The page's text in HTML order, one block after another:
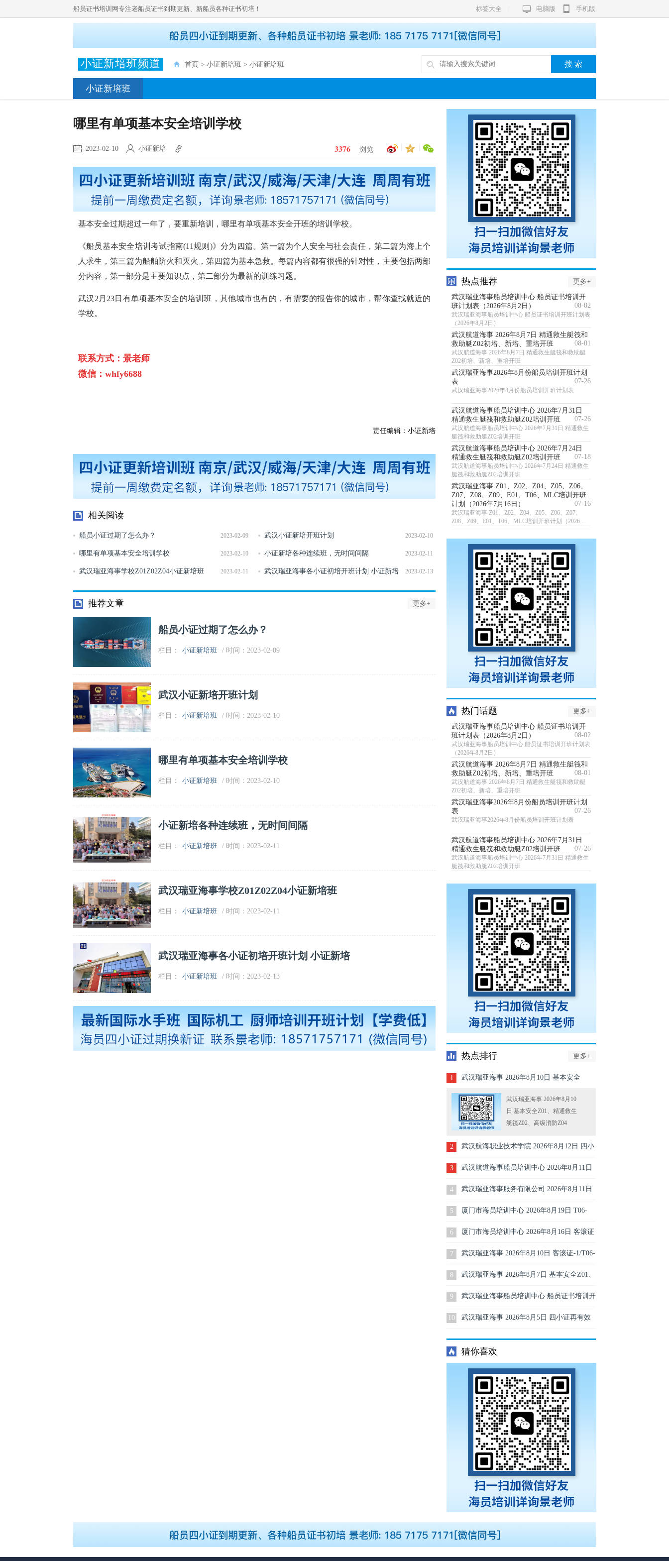
船员证书培训网专注老船员证书到期更新、新船员各种证书初培！ 电脑版 手机版
标签大全
小证新培班频道 首页 > 小证新培班 > 小证新培班
小证新培班
哪里有单项基本安全培训学校
2023-02-10 小证新培 3376 浏览
基本安全过期超过一年了，要重新培训，哪里有单项基本安全开班的培训学校。
《船员基本安全培训考试指南(11规则)》分为四篇。第一篇为个人安全与社会责任，第二篇为海上个
人求生，第三篇为船舶防火和灭火，第四篇为基本急救。每篇内容都有很强的针对性，主要包括两部
分内容，第一部分是主要知识点，第二部分为最新的训练习题。
武汉2月23日有单项基本安全的培训班，其他城市也有的，有需要的报告你的城市，帮你查找就近的
学校。
联系方式：景老师
微信：whfy6688
责任编辑：小证新培
相关阅读
2023-02-09
船员小证过期了怎么办？ 2023-02-10
武汉小证新培开班计划
2023-02-10
哪里有单项基本安全培训学校 2023-02-11
小证新培各种连续班，无时间间隔
2023-02-11
武汉瑞亚海事学校Z01Z02Z04小证新培班 2023-02-13
武汉瑞亚海事各小证初培开班计划 小证新培
推荐文章 更多+
船员小证过期了怎么办？
栏目： 小证新培班 / 时间：2023-02-09
武汉小证新培开班计划
栏目： 小证新培班 / 时间：2023-02-10
哪里有单项基本安全培训学校
栏目： 小证新培班 / 时间：2023-02-10
小证新培各种连续班，无时间间隔
栏目： 小证新培班 / 时间：2023-02-11
武汉瑞亚海事学校Z01Z02Z04小证新培班
栏目： 小证新培班 / 时间：2023-02-11
武汉瑞亚海事各小证初培开班计划 小证新培
栏目： 小证新培班 / 时间：2023-02-13
热点推荐 更多+
武汉瑞亚海事船员培训中心 船员证书培训开
班计划表（2026年8月2日）
08-02
武汉瑞亚海事船员培训中心 船员证书培训开班计划表
（2026年8月2日）
武汉航道海事 2026年8月7日 精通救生艇筏和
救助艇Z02初培、新培、重培开班
08-01
武汉航道海事 2026年8月7日 精通救生艇筏和救助艇
Z02初培、新培、重培开班
武汉瑞亚海事2026年8月份船员培训开班计划
表
07-26
武汉瑞亚海事2026年8月份船员培训开班计划表
武汉航道海事船员培训中心 2026年7月31日
精通救生艇筏和救助艇Z02培训开班
07-26
武汉航道海事船员培训中心 2026年7月31日 精通救生
艇筏和救助艇Z02培训开班
武汉航道海事船员培训中心 2026年7月24日
精通救生艇筏和救助艇Z02培训开班
07-18
武汉航道海事船员培训中心 2026年7月24日 精通救生
艇筏和救助艇Z02培训开班
武汉瑞亚海事 Z01、Z02、Z04、Z05、Z06、
Z07、Z08、Z09、E01、T06、MLC培训开班
计划（2026年7月16日）
07-16
武汉瑞亚海事 Z01、Z02、Z04、Z05、Z06、Z07、
Z08、Z09、E01、T06、MLC培训开班计划（2026年7
热门话题 更多+
武汉瑞亚海事船员培训中心 船员证书培训开
班计划表（2026年8月2日）
08-02
武汉瑞亚海事船员培训中心 船员证书培训开班计划表
（2026年8月2日）
武汉航道海事 2026年8月7日 精通救生艇筏和
救助艇Z02初培、新培、重培开班
08-01
武汉航道海事 2026年8月7日 精通救生艇筏和救助艇
Z02初培、新培、重培开班
武汉瑞亚海事2026年8月份船员培训开班计划
表
07-26
武汉瑞亚海事2026年8月份船员培训开班计划表
武汉航道海事船员培训中心 2026年7月31日
精通救生艇筏和救助艇Z02培训开班
07-26
武汉航道海事船员培训中心 2026年7月31日 精通救生
艇筏和救助艇Z02培训开班
热点排行 更多+
1 武汉瑞亚海事 2026年8月10日 基本安全
Z01、精通救生艇筏Z02、高级消防Z04
武汉瑞亚海事 2026年8月10
日 基本安全Z01、精通救生
艇筏Z02、高级消防Z04
2 武汉航海职业技术学院 2026年8月12日 四小
证Z01Z02Z04再有效更新培训报名
3 武汉航道海事船员培训中心 2026年8月11日
四小证010204再有效更新培训报名（每周二
开班）
4 武汉瑞亚海事服务有限公司 2026年8月11日
水手培训开班
5 厦门市海员培训中心 2026年8月19日 T06-
2/T06-3培训开班
6 厦门市海员培训中心 2026年8月16日 客滚证
T06-1培训
7 武汉瑞亚海事 2026年8月10日 客滚证-1/T06-
1/客船船员特殊培训-1培训开班
8 武汉瑞亚海事 2026年8月7日 基本安全Z01、
精通救生艇筏Z02、高级消防Z04
9 武汉瑞亚海事船员培训中心 船员证书培训开
班计划表（2026年8月2日）
10 武汉瑞亚海事 2026年8月5日 四小证再有效
更新培训班Z01Z02Z04T06（每周一三五开
猜你喜欢